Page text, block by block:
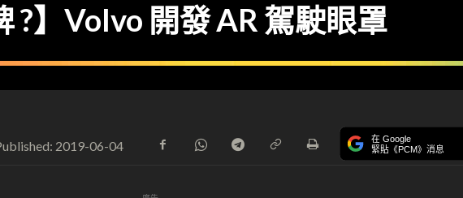
?】Volvo 開發 AR 駕駛眼罩
2019-06-04 在 Google
緊貼《PCM》消息